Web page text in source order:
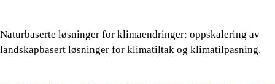
Naturbaserte løsninger for klimaendringer: oppskalering av
landskapbasert løsninger for klimatiltak og klimatilpasning.